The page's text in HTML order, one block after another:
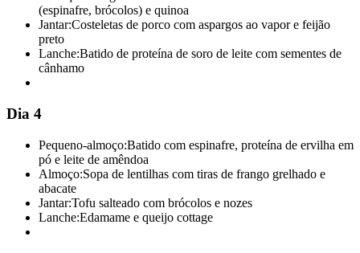
(espinafre, brócolos) e quinoa
Jantar:Costeletas de porco com aspargos ao vapor e feijão
preto
Lanche:Batido de proteína de soro de leite com sementes de
cânhamo
Dia 4
Pequeno-almoço:Batido com espinafre, proteína de ervilha em
pó e leite de amêndoa
Almoço:Sopa de lentilhas com tiras de frango grelhado e
abacate
Jantar:Tofu salteado com brócolos e nozes
Lanche:Edamame e queijo cottage